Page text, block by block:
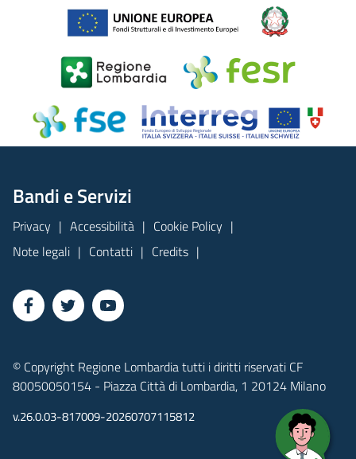
Bandi e Servizi
Privacy Accessibilità
Cookie Policy
Note legali
Contatti Credits
© Copyright Regione Lombardia tutti i diritti riservati CF
80050050154 - Piazza Città di Lombardia, 1 20124 Milano
v.26.0.03-817009-20260707115812